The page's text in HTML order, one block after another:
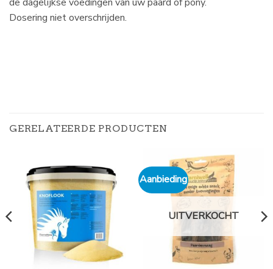
Dosering niet overschrijden.
GERELATEERDE PRODUCTEN
Aanbieding
UITVERKOCHT